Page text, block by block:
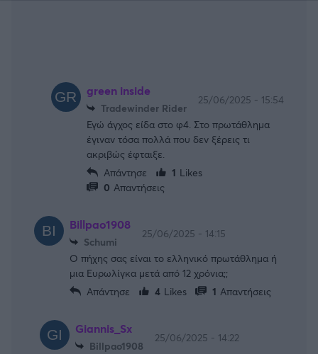
green inside
Tradewinder Rider
25/06/2025 - 15:54
Εγώ άγχος είδα στο φ4. Στο πρωτάθλημα
έγιναν τόσα πολλά που δεν ξέρεις τι
ακριβώς έφταιξε.
Απάντησε
1 Likes
0 Απαντήσεις
Billpao1908
Schumi
25/06/2025 - 14:15
Ο πήχης σας είναι το ελληνικό πρωτάθλημα ή
μια Ευρωλίγκα μετά από 12 χρόνια;;
Απάντησε
4 Likes 1 Απαντήσεις
Giannis_Sx
Billpao1908
25/06/2025 - 14:22